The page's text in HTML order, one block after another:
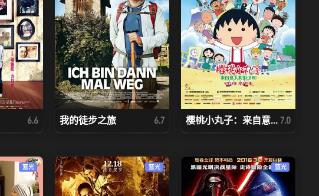
6.6 我的徒步之旅 6.7 樱桃小丸子：来自意... 7.0
蓝光 蓝光 蓝光